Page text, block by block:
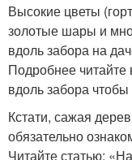
Высокие цветы
золотые шары и
вдоль забора на
Подробнее читайте
вдоль забора
Кстати, сажая
обязательно
Читайте статью: